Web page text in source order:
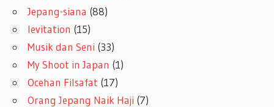
Jepang-siana (88)
levitation (15)
Musik dan Seni (33)
My Shoot in Japan (1)
Ocehan Filsafat (17)
Orang Jepang Naik Haji (7)